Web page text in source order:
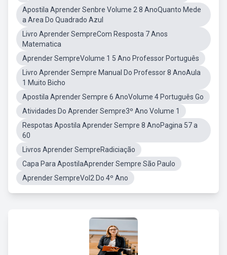
Apostila Aprender Senbre Volume 2 8 AnoQuanto Mede
a Area Do Quadrado Azul
Livro Aprender SempreCom Resposta 7 Anos
Matematica
Aprender SempreVolume 1 5 Ano Professor Português
Livro Aprender Sempre Manual Do Professor 8 AnoAula
1 Muito Bicho
Apostila Aprender Sempre 6 AnoVolume 4 Português Go
Atividades Do Aprender Sempre3º Ano Volume 1
Respotas Apostila Aprender Sempre 8 AnoPagina 57 a
60
Livros Aprender SempreRadiciação
Capa Para ApostilaAprender Sempre São Paulo
Aprender SempreVol2 Do 4º Ano